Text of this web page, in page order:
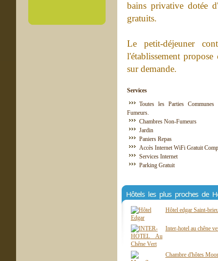
bains privative dotée
gratuits.
Le petit-déjeuner
l'établissement
sur demande.
Services
Toutes les Parties
Fumeurs.
Chambres Non-Fumeurs
Jardin
Paniers Repas
Accès Internet WiFi Gratuit
Services Internet
Parking Gratuit
Hôtels les plus proches de
Hôtel edgar Saint-
Inter-hotel au chêne
Chambre d'hôtes